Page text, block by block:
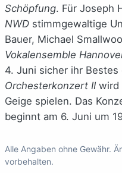
Schöpfung. Für Joseph
NWD stimmgewaltige
Bauer, Michael
Vokalensemble
4. Juni sicher ihr Bestes
Orchesterkonzert II wird
Geige spielen. Das
beginnt am 6. Juni um
Alle Angaben ohne Gewähr.
vorbehalten.